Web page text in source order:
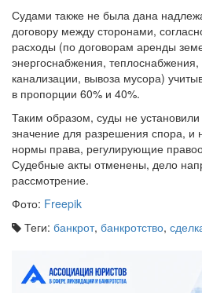
Судами также не была дана
договору между сторонами,
расходы (по договорам аренды
энергоснабжения,
канализации, вывоза мусора)
в пропорции 60% и 40%.
Таким образом, суды не
значение для разрешения спора, и
нормы права, регулирующие
Судебные акты отменены, дело
рассмотрение.
Фото: Freepik
Теги: банкрот, банкротство,